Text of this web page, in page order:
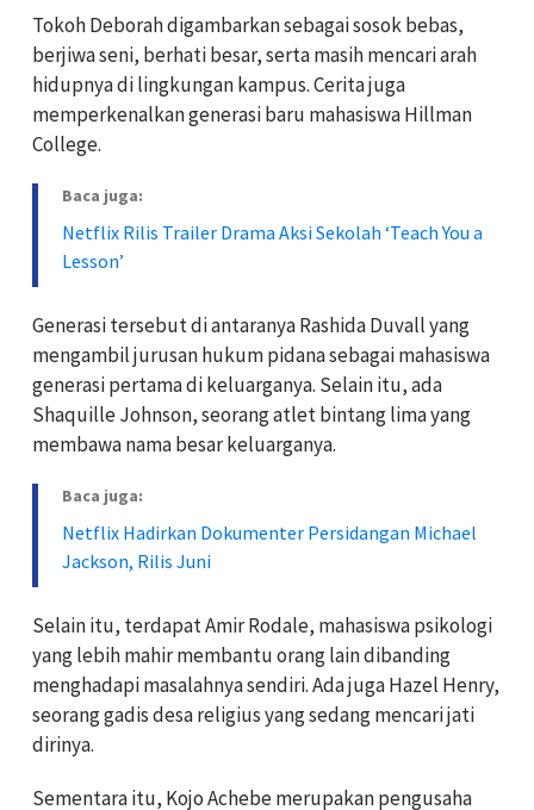
Tokoh Deborah digambarkan sebagai sosok bebas,
berjiwa seni, berhati besar, serta masih mencari arah
hidupnya di lingkungan kampus. Cerita juga
memperkenalkan generasi baru mahasiswa Hillman
College.
Baca juga:
Netflix Rilis Trailer Drama Aksi Sekolah ‘Teach You a
Lesson’
Generasi tersebut di antaranya Rashida Duvall yang
mengambil jurusan hukum pidana sebagai mahasiswa
generasi pertama di keluarganya. Selain itu, ada
Shaquille Johnson, seorang atlet bintang lima yang
membawa nama besar keluarganya.
Baca juga:
Netflix Hadirkan Dokumenter Persidangan Michael
Jackson, Rilis Juni
Selain itu, terdapat Amir Rodale, mahasiswa psikologi
yang lebih mahir membantu orang lain dibanding
menghadapi masalahnya sendiri. Ada juga Hazel Henry,
seorang gadis desa religius yang sedang mencari jati
dirinya.
Sementara itu, Kojo Achebe merupakan pengusaha